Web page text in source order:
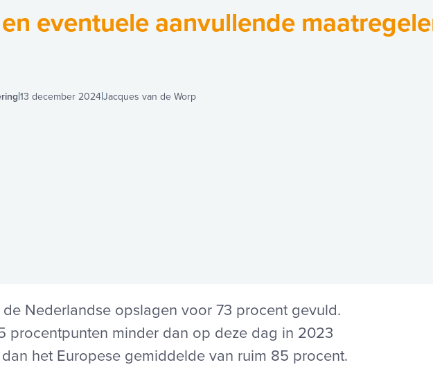
eventuele aanvullende
13 december 2024 Jacques van de Worp
Nederlandse opslagen voor 73 procent gevuld.
procentpunten minder dan op deze dag in 2023
het Europese gemiddelde van ruim 85 procent.